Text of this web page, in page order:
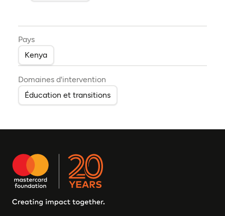
Pays
Kenya
Domaines d'intervention
Éducation et transitions